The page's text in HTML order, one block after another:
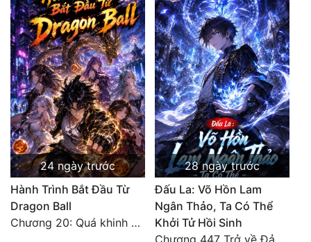
Tiểu Thuyết
Trinh Thám
Triều Đấu
Trùng Sinh
Trọng Sinh
Tu Chân
Tu Tiên
Tội Phạm
24 ngày trước
Hành Trình Bắt Đầu Từ
Dragon Ball
Chương 20: Quá khinh người
28 ngày trước
Đấu La: Võ Hồn Lam
Ngân Thảo, Ta Có Thể
Khởi Tử Hồi Sinh